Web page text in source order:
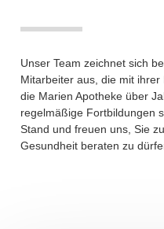
Unser Team zeichnet sich
Mitarbeiter aus, die mit
die Marien Apotheke über
regelmäßige Fortbildungen
Stand und freuen uns, Sie
Gesundheit beraten zu